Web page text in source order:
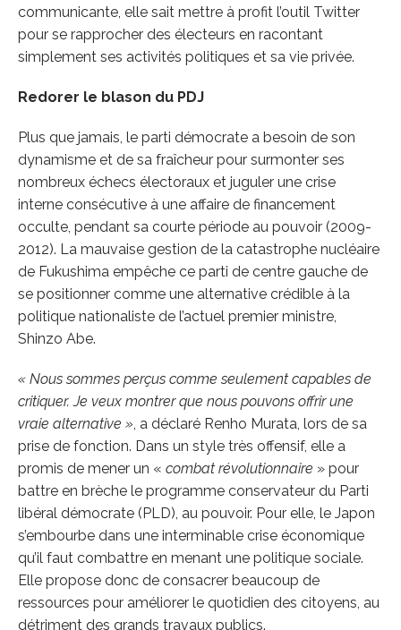
communicante, elle sait mettre à profit l’outil Twitter
pour se rapprocher des électeurs en racontant
simplement ses activités politiques et sa vie privée.
Redorer le blason du PDJ
Plus que jamais, le parti démocrate a besoin de son
dynamisme et de sa fraîcheur pour surmonter ses
nombreux échecs électoraux et juguler une crise
interne consécutive à une affaire de financement
occulte, pendant sa courte période au pouvoir (2009-
2012). La mauvaise gestion de la catastrophe nucléaire
de Fukushima empêche ce parti de centre gauche de
se positionner comme une alternative crédible à la
politique nationaliste de l’actuel premier ministre,
Shinzo Abe.
« Nous sommes perçus comme seulement capables de
critiquer. Je veux montrer que nous pouvons offrir une
vraie alternative », a déclaré Renho Murata, lors de sa
prise de fonction. Dans un style très offensif, elle a
promis de mener un « combat révolutionnaire » pour
battre en brèche le programme conservateur du Parti
libéral démocrate (PLD), au pouvoir. Pour elle, le Japon
s’embourbe dans une interminable crise économique
qu’il faut combattre en menant une politique sociale.
Elle propose donc de consacrer beaucoup de
ressources pour améliorer le quotidien des citoyens, au
détriment des grands travaux publics.